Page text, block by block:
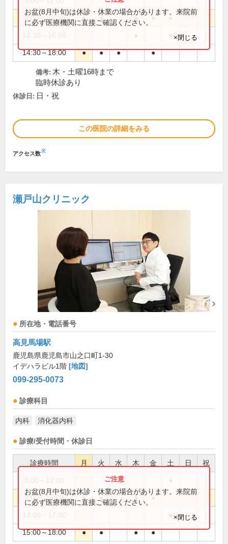
9:00～12:30 ● ● ● ● ●
14:30～18:00 ● ● ● ●
お盆(8月中旬)は休診・休業の場合があります。来院前
に必ず医療機関に直接ご確認ください。
×閉じる
備考: 木・土曜16時まで
臨時休診あり
休診日: 日・祝
この医院の詳細をみる
アクセス数※
瀬戸山クリニック
所在地・電話番号
高見馬場駅
鹿児島県鹿児島市山之口町1-30
イデハラビル1階 [地図]
099-295-0073
診療科目
内科 消化器内科
診療/受付時間・休診日
診療時間 月 火 水 木 金 土 日 祝
9:00～13:00 ● ● ● ●
15:00～18:00 ● ● ● ●
お盆(8月中旬)は休診・休業の場合があります。来院前
に必ず医療機関に直接ご確認ください。
×閉じる